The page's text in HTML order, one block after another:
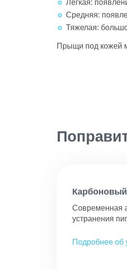
Легкая:
Средняя:
Тяжелая:
Прыщи под кожей
Современная
устранения
Подробнее об